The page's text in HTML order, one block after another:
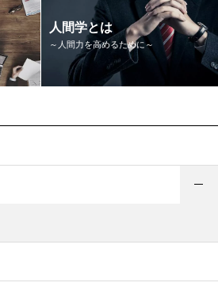
人間学とは
～人間力を高めるために～